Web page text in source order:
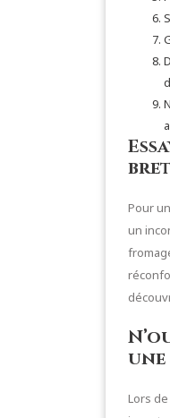
Pour
un
Lors